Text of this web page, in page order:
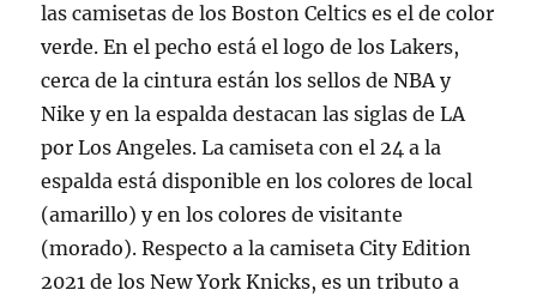
las camisetas de los Boston Celtics es el de color
verde. En el pecho está el logo de los Lakers,
cerca de la cintura están los sellos de NBA y
Nike y en la espalda destacan las siglas de LA
por Los Angeles. La camiseta con el 24 a la
espalda está disponible en los colores de local
(amarillo) y en los colores de visitante
(morado). Respecto a la camiseta City Edition
2021 de los New York Knicks, es un tributo a